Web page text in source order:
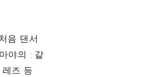
음 댄서
야의 : 같
즈 등